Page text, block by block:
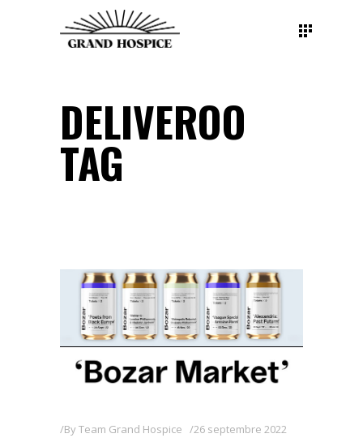
DELIVEROO
TAG
ByTeam Grand Hospice 26 septembre 2022